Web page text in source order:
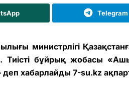
Telegram
министрлігі
Тиісті бұйрық жобасы
хабарлайды 7-su.kz